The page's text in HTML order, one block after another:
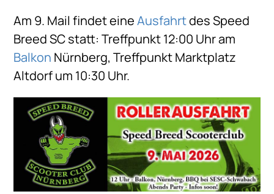
Am 9. Mail findet eineAusfahrtdes Speed
Breed SC statt: Treffpunkt 12:00 Uhr am
Balkon Nürnberg, Treffpunkt Marktplatz
Altdorf um 10:30 Uhr.